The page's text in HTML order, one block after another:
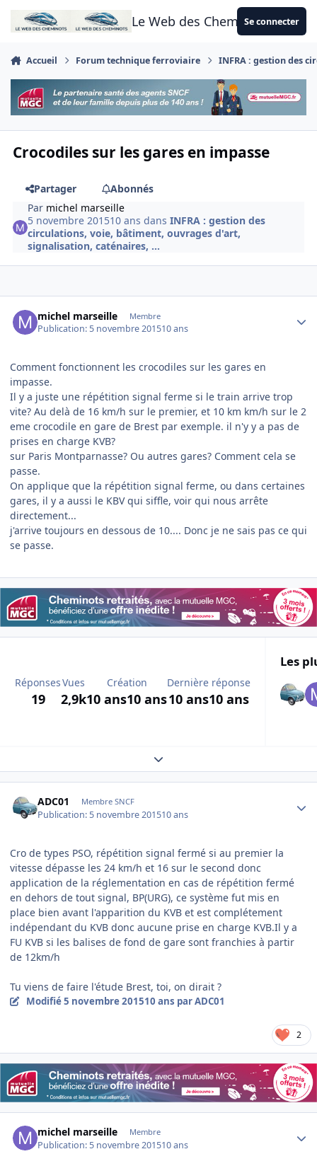
Aller au contenu
Le Web des CheminotsSe connecter
Accueil Forum technique ferroviaire INFRA : gestion des
Crocodiles sur les gares en impasse
Partager
Abonnés
Par michel marseille
5 novembre 201510 ans dansINFRA : gestion des
circulations, voie, bâtiment, ouvrages d'art,
signalisation, caténaires, ...
michel marseille Membre
Publication: 5 novembre 201510 ans
Comment fonctionnent les crocodiles sur les gares en
impasse.
Il y a juste une répétition signal ferme si le train arrive trop
vite? Au delà de 16 km/h sur le premier, et 10 km km/h sur le 2
eme crocodile en gare de Brest par exemple. il n'y y a pas de
prises en charge KVB?
sur Paris Montparnasse? Ou autres gares? Comment cela se
passe.
On applique que la répétition signal ferme, ou dans certaines
gares, il y a aussi le KBV qui siffle, voir qui nous arrête
directement...
j'arrive toujours en dessous de 10.... Donc je ne sais pas ce qui
se passe.
Réponses
19
Vues
2,9k
Création
10 ans10 ans
Dernière réponse
10 ans10 ans
Les
Expand topic overview
ADC01 Membre SNCF
Publication: 5 novembre 201510 ans
Cro de types PSO, répétition signal fermé si au premier la
vitesse dépasse les 24 km/h et 16 sur le second donc
application de la réglementation en cas de répétition fermé
en dehors de tout signal, BP(URG), ce système fut mis en
place bien avant l'apparition du KVB et est complétement
indépendant du KVB donc aucune prise en charge KVB.Il y a
FU KVB si les balises de fond de gare sont franchies à partir
de 12km/h
Tu viens de faire l'étude Brest, toi, on dirait ?
Modifié5 novembre 201510 ans par ADC01
2
michel marseille Membre
Publication: 5 novembre 201510 ans